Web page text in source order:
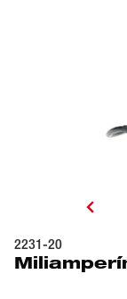
2231-20